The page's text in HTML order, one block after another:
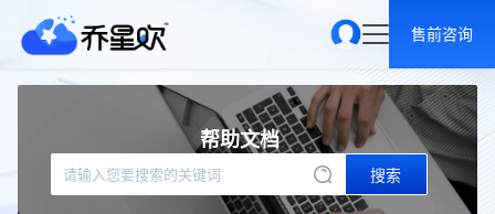
售前咨询
帮助文档
搜索